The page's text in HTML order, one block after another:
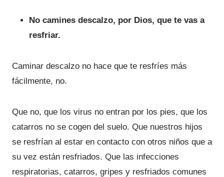
No camines descalzo, por Dios, que te vas a
resfriar.
Caminar descalzo no hace que te resfríes más
fácilmente, no.
Que no, que los virus no entran por los pies, que los
catarros no se cogen del suelo. Que nuestros hijos
se resfrían al estar en contacto con otros niños que a
su vez están resfriados. Que las infecciones
respiratorias, catarros, gripes y resfriados comunes